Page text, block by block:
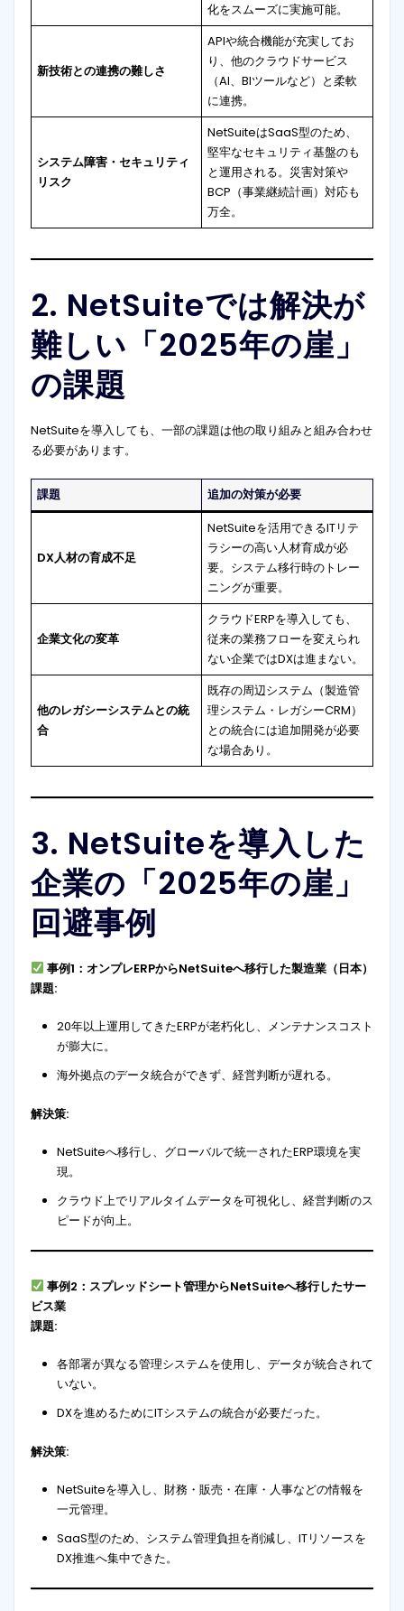
化をスムーズに実施可能。
新技術との連携の難しさ
APIや統合機能が充実してお
り、他のクラウドサービス
（AI、BIツールなど）と柔軟
に連携。
システム障害・セキュリティ
リスク
NetSuiteはSaaS型のため、
堅牢なセキュリティ基盤のも
と運用される。災害対策や
BCP（事業継続計画）対応も
万全。
2. NetSuiteでは解決が
難しい「2025年の崖」
の課題
NetSuiteを導入しても、一部の課題は他の取り組みと組み合わせ
る必要があります。
課題 追加の対策が必要
DX人材の育成不足
NetSuiteを活用できるITリテ
ラシーの高い人材育成が必
要。システム移行時のトレー
ニングが重要。
企業文化の変革
クラウドERPを導入しても、
従来の業務フローを変えられ
ない企業ではDXは進まない。
他のレガシーシステムとの統
合
既存の周辺システム（製造管
理システム・レガシーCRM）
との統合には追加開発が必要
な場合あり。
3. NetSuiteを導入した
企業の「2025年の崖」
回避事例
事例1：オンプレERPからNetSuiteへ移行した製造業（日本）
課題:
20年以上運用してきたERPが老朽化し、メンテナンスコスト
が膨大に。
海外拠点のデータ統合ができず、経営判断が遅れる。
解決策:
NetSuiteへ移行し、グローバルで統一されたERP環境を実
現。
クラウド上でリアルタイムデータを可視化し、経営判断のス
ピードが向上。
事例2：スプレッドシート管理からNetSuiteへ移行したサー
ビス業
課題:
各部署が異なる管理システムを使用し、データが統合されて
いない。
DXを進めるためにITシステムの統合が必要だった。
解決策:
NetSuiteを導入し、財務・販売・在庫・人事などの情報を
一元管理。
SaaS型のため、システム管理負担を削減し、ITリソースを
DX推進へ集中できた。